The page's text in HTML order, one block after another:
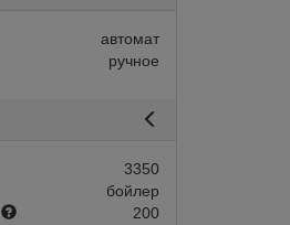
автомат
ручное
3350
бойлер
200